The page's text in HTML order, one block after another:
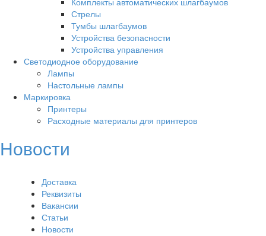
Стрелы
Тумбы шлагбаумов
Устройства безопасности
Устройства управления
Светодиодное оборудование
Лампы
Настольные лампы
Маркировка
Принтеры
Расходные материалы для принтеров
Новости
Доставка
Реквизиты
Вакансии
Статьи
Новости